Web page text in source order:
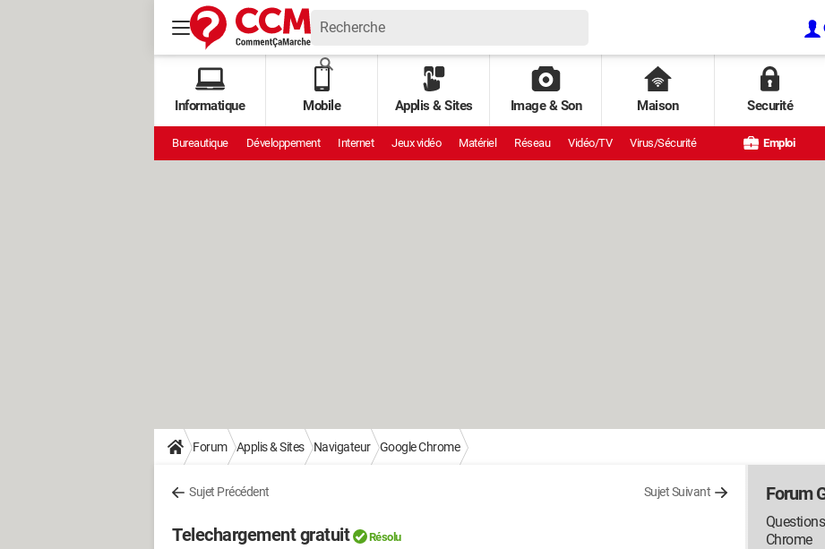
Informatique Mobile Applis & Sites Image & Son Maison Securité
Bureautique Développement Internet Jeux vidéo Matériel Réseau Vidéo/TV Virus/Sécurité Emploi
Forum Applis & Sites Navigateur Google Chrome
Sujet Précédent Sujet Suivant
Telechargement gratuit Résolu
Forum
Chrome